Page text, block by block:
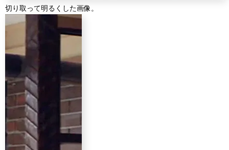
切り取って明るくした画像。